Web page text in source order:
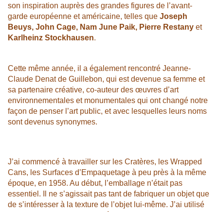
son inspiration auprès des grandes figures de l’avant-
garde européenne et américaine, telles que Joseph
Beuys, John Cage, Nam June Paik, Pierre Restany et
Karlheinz Stockhausen.
Cette même année, il a également rencontré Jeanne-
Claude Denat de Guillebon, qui est devenue sa femme et
sa partenaire créative, co-auteur des œuvres d’art
environnementales et monumentales qui ont changé notre
façon de penser l’art public, et avec lesquelles leurs noms
sont devenus synonymes.
J’ai commencé à travailler sur les Cratères, les Wrapped
Cans, les Surfaces d’Empaquetage à peu près à la même
époque, en 1958. Au début, l’emballage n’était pas
essentiel. Il ne s’agissait pas tant de fabriquer un objet que
de s’intéresser à la texture de l’objet lui-même. J’ai utilisé